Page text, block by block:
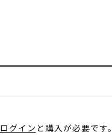
ログイン と購入が必要です。